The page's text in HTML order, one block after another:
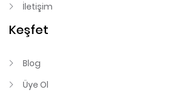
İletişim
Keşfet
Blog
Üye Ol